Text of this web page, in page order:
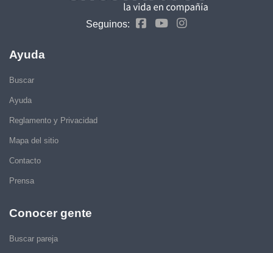
Seguinos:
Ayuda
Buscar
Ayuda
Reglamento y Privacidad
Mapa del sitio
Contacto
Prensa
Conocer gente
Buscar pareja